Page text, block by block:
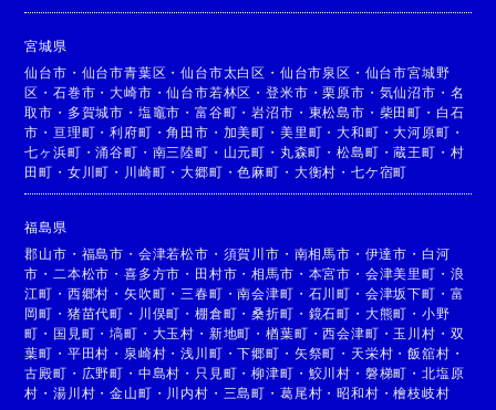
宮城県
仙台市 ・ 仙台市青葉区 ・仙台市太白区 ・ 仙台市泉区 ・ 仙台市宮城野
区 ・石巻市 ・大崎市 ・仙台市若林区 ・登米市 ・栗原市 ・ 気仙沼市 ・ 名
取市 ・ 多賀城市 ・ 塩竈市 ・富谷町 ・岩沼市 ・ 東松島市 ・ 柴田町 ・ 白石
市 ・ 亘理町 ・利府町 ・角田市 ・ 加美町 ・ 美里町 ・大和町 ・大河原町 ・
七ヶ浜町 ・涌谷町 ・ 南三陸町 ・ 山元町 ・ 丸森町 ・松島町 ・蔵王町 ・ 村
田町 ・ 女川町 ・ 川崎町 ・大郷町 ・色麻町 ・ 大衡村 ・ 七ケ宿町
福島県
郡山市 ・ 福島市 ・ 会津若松市 ・ 須賀川市 ・ 南相馬市 ・ 伊達市 ・ 白河
市 ・ 二本松市 ・喜多方市 ・ 田村市 ・相馬市 ・ 本宮市 ・ 会津美里町 ・ 浪
江町 ・ 西郷村 ・矢吹町 ・ 三春町 ・南会津町 ・ 石川町 ・ 会津坂下町 ・ 富
岡町 ・ 猪苗代町 ・ 川俣町 ・棚倉町 ・桑折町 ・ 鏡石町 ・ 大熊町 ・ 小野
町 ・ 国見町 ・塙町 ・ 大玉村 ・ 新地町 ・楢葉町 ・西会津町 ・ 玉川村 ・ 双
葉町 ・ 平田村 ・ 泉崎村 ・浅川町 ・下郷町 ・ 矢祭町 ・ 天栄村 ・飯舘村 ・
古殿町 ・ 広野町 ・ 中島村 ・ 只見町 ・柳津町 ・ 鮫川村 ・ 磐梯町 ・ 北塩原
村 ・湯川村 ・金山町 ・ 川内村 ・ 三島町 ・ 葛尾村 ・昭和村 ・檜枝岐村